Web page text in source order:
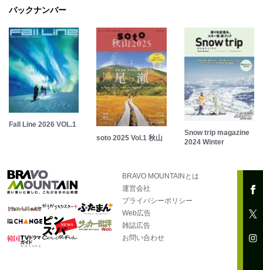
バックナンバー
Fall Line 2026 VOL.1
soto 2025 Vol.1 秋山
Snow trip magazine
2024 Winter
BRAVO MOUNTAINとは
運営会社
プライバシーポリシー
Web広告
雑誌広告
お問い合わせ